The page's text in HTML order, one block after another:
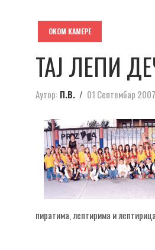
ОКОМ КАМЕРЕ
ТАЈ ЛЕПИ
Аутор: П.В. 01 Септембар 2007
пиратима, лептирима и